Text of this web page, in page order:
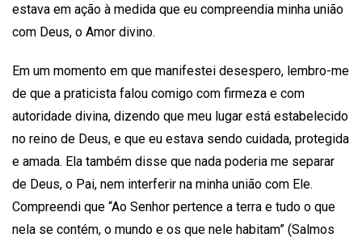
estava em ação à medida que eu compreendia minha união
com Deus, o Amor divino.
Em um momento em que manifestei desespero, lembro-me
de que a praticista falou comigo com firmeza e com
autoridade divina, dizendo que meu lugar está estabelecido
no reino de Deus, e que eu estava sendo cuidada, protegida
e amada. Ela também disse que nada poderia me separar
de Deus, o Pai, nem interferir na minha união com Ele.
Compreendi que “Ao Senhor pertence a terra e tudo o que
nela se contém, o mundo e os que nele habitam” (Salmos